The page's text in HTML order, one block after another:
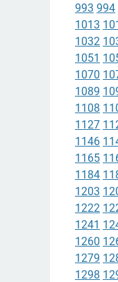
993 994
1013
1032
1051
1070
1089
1108
1127
1146
1165
1184
1203
1222
1241
1260
1279
1298